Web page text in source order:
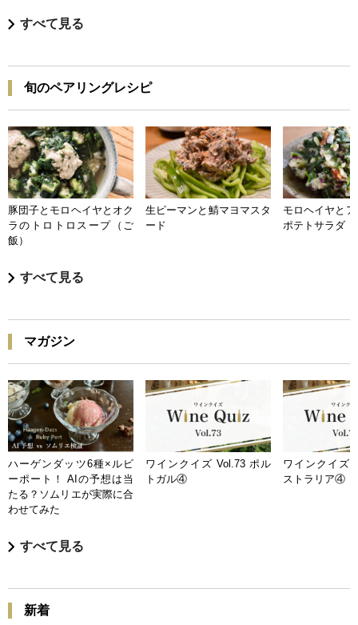
すべて見る
旬のペアリングレシピ
豚団子とモロヘイヤとオク
ラのトロトロスープ（ご
飯）
生ピーマンと鯖マヨマスタ
ード
モロヘイヤと
ポテトサラダ
すべて見る
マガジン
ハーゲンダッツ6種×ルビ
ーポート！ AIの予想は当
たる？ソムリエが実際に合
わせてみた
ワインクイズ Vol.73 ポル
トガル④
ワインクイズ
ストラリア④
すべて見る
新着